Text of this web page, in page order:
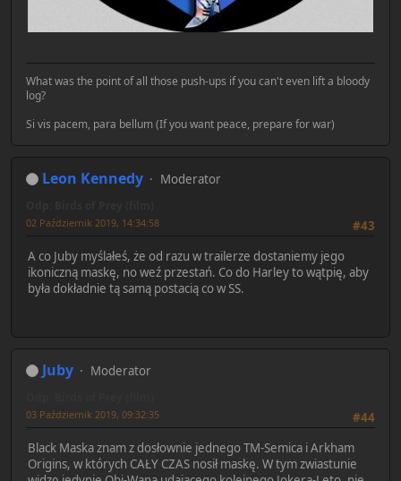
What was the point of all those push-ups if you can't even lift a bloody
log?
Si vis pacem, para bellum (If you want peace, prepare for war)
Leon Kennedy Moderator
#43
02 Październik 2019, 14:34:58
A co Juby myślałeś, że od razu w trailerze dostaniemy jego
ikoniczną maskę, no weź przestań. Co do Harley to wątpię, aby
była dokładnie tą samą postacią co w SS.
Juby Moderator
#44
03 Październik 2019, 09:32:35
Black Maska znam z dosłownie jednego TM-Semica i Arkham
Origins, w których CAŁY CZAS nosił maskę. W tym zwiastunie